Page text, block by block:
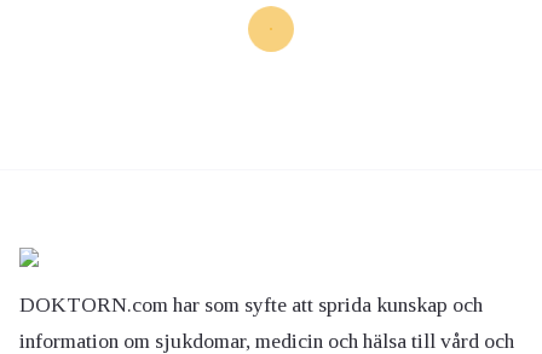
DOKTORN.com har som syfte att sprida kunskap och
information om sjukdomar, medicin och hälsa till vård och